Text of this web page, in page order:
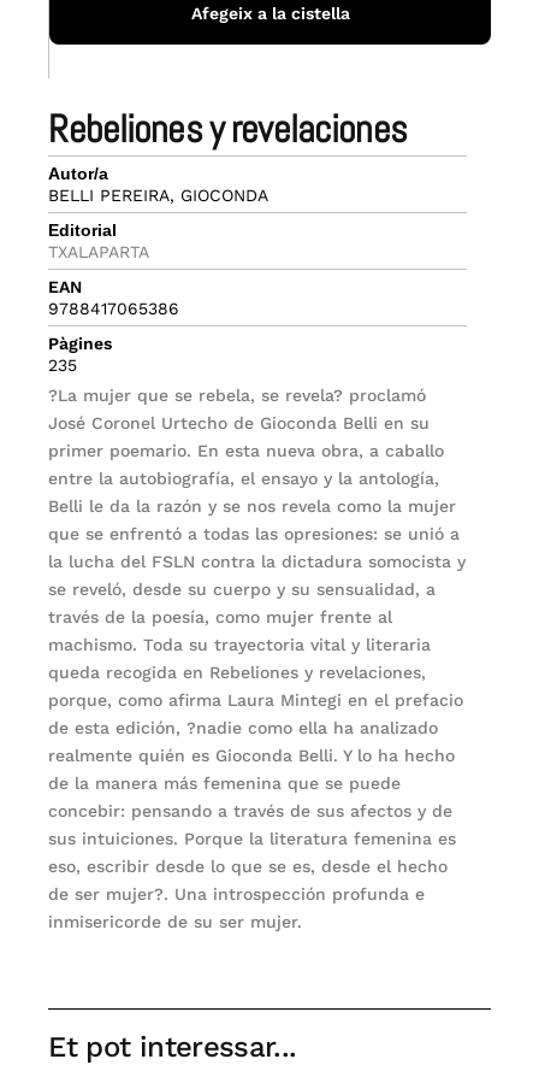
rebeliones y revelaciones
Autor/a
BELLI PEREIRA, GIOCONDA
Editorial
TXALAPARTA
EAN
9788417065386
Pàgines
235
?La mujer que se rebela, se revela? proclamó
José Coronel Urtecho de Gioconda Belli en su
primer poemario. En esta nueva obra, a caballo
entre la autobiografía, el ensayo y la antología,
Belli le da la razón y se nos revela como la mujer
que se enfrentó a todas las opresiones: se unió a
la lucha del FSLN contra la dictadura somocista y
se reveló, desde su cuerpo y su sensualidad, a
través de la poesía, como mujer frente al
machismo. Toda su trayectoria vital y literaria
queda recogida en Rebeliones y revelaciones,
porque, como afirma Laura Mintegi en el prefacio
de esta edición, ?nadie como ella ha analizado
realmente quién es Gioconda Belli. Y lo ha hecho
de la manera más femenina que se puede
concebir: pensando a través de sus afectos y de
sus intuiciones. Porque la literatura femenina es
eso, escribir desde lo que se es, desde el hecho
de ser mujer?. Una introspección profunda e
inmisericorde de su ser mujer.
Afegeix a la cistella
Et pot interessar...